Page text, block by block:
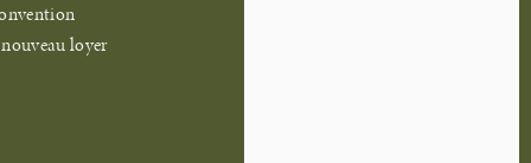
loyer